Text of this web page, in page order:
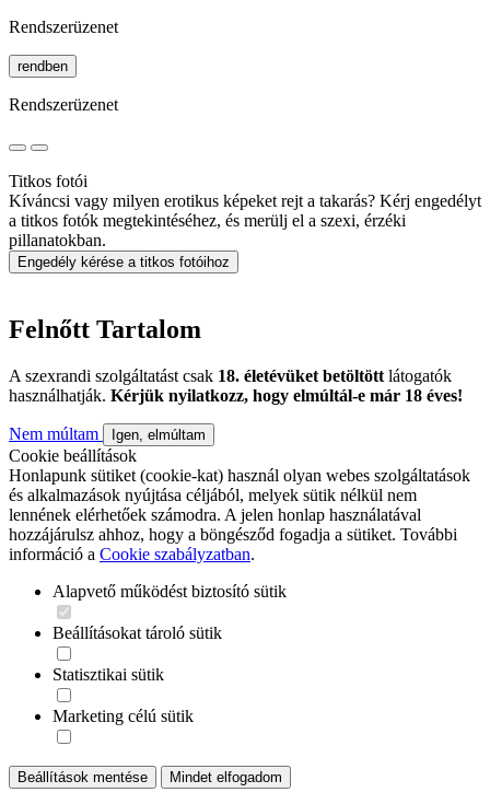
Rendszerüzenet
rendben
Rendszerüzenet
Titkos fotói
Kíváncsi vagy milyen erotikus képeket rejt a takarás? Kérj engedélyt
a titkos fotók megtekintéséhez, és merülj el a szexi, érzéki
pillanatokban.
Engedély kérése a titkos fotóihoz
Felnőtt Tartalom
A szexrandi szolgáltatást csak 18. életévüket betöltött látogatók
használhatják. Kérjük nyilatkozz, hogy elmúltál-e már 18 éves!
Nem múltam Igen, elmúltam
Cookie beállítások
Honlapunk sütiket (cookie-kat) használ olyan webes szolgáltatások
és alkalmazások nyújtása céljából, melyek sütik nélkül nem
lennének elérhetőek számodra. A jelen honlap használatával
hozzájárulsz ahhoz, hogy a böngésződ fogadja a sütiket. További
információ a Cookie szabályzatban.
Alapvető működést biztosító sütik
Beállításokat tároló sütik
Statisztikai sütik
Marketing célú sütik
Beállítások mentése Mindet elfogadom